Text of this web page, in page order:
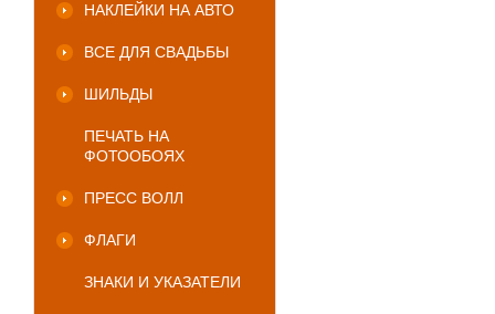
НАКЛЕЙКИ НА АВТО
ВСЕ ДЛЯ СВАДЬБЫ
ШИЛЬДЫ
ПЕЧАТЬ НА
ФОТООБОЯХ
ПРЕСС ВОЛЛ
ФЛАГИ
ЗНАКИ И УКАЗАТЕЛИ